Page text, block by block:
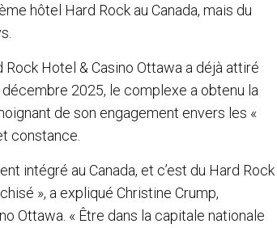
hôtel Hard Rock au Canada, mais du
Hotel & Casino Ottawa a déjà attiré
décembre 2025, le complexe a obtenu la
de son engagement envers les «
constance.
intégré au Canada, et c’est du Hard Rock
», a expliqué Christine Crump,
Ottawa. « Être dans la capitale nationale